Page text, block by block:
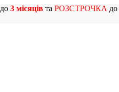
до 3 місяцівта РОЗСТРОЧКА до